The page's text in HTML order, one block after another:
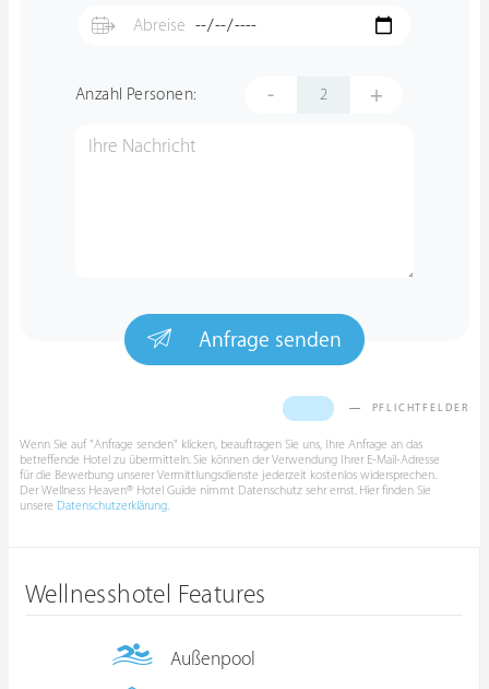
Anzahl Personen: - +
Anfrage senden
PFLICHTFELDER
Wenn Sie auf "Anfrage senden" klicken, beauftragen Sie uns, Ihre Anfrage an das
betreffende Hotel zu übermitteln. Sie können der Verwendung Ihrer E-Mail-Adresse
für die Bewerbung unserer Vermittlungsdienste jederzeit kostenlos widersprechen.
Der Wellness Heaven® Hotel Guide nimmt Datenschutz sehr ernst. Hier finden Sie
unsere Datenschutzerklärung.
Wellnesshotel Features
Außenpool